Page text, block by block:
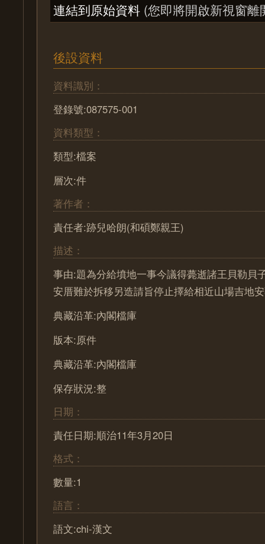
連結到原始資料 (您即將開啟新視窗離
後設資料
資料識別：
登錄號:087575-001
資料類型：
類型:檔案
層次:件
著作者：
責任者:跡兒哈朗(和碩鄭親王)
描述：
事由:題為分給墳地一事今議得薨逝諸王貝勒貝
安厝難於拆移另造請旨停止擇給相近山場吉地
典藏沿革:內閣檔庫
版本:原件
典藏沿革:內閣檔庫
保存狀況:整
日期：
責任日期:順治11年3月20日
格式：
數量:1
語言：
語文:chi-漢文